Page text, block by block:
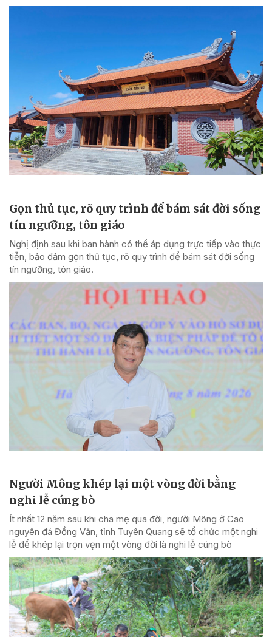
Gọn thủ tục, rõ quy trình để bám sát đời sống
tín ngưỡng, tôn giáo
Nghị định sau khi ban hành có thể áp dụng trực tiếp vào thực
tiễn, bảo đảm gọn thủ tục, rõ quy trình để bám sát đời sống
tín ngưỡng, tôn giáo.
Người Mông khép lại một vòng đời bằng
nghi lễ cúng bò
Ít nhất 12 năm sau khi cha mẹ qua đời, người Mông ở Cao
nguyên đá Đồng Văn, tỉnh Tuyên Quang sẽ tổ chức một nghi
lễ để khép lại trọn vẹn một vòng đời là nghi lễ cúng bò